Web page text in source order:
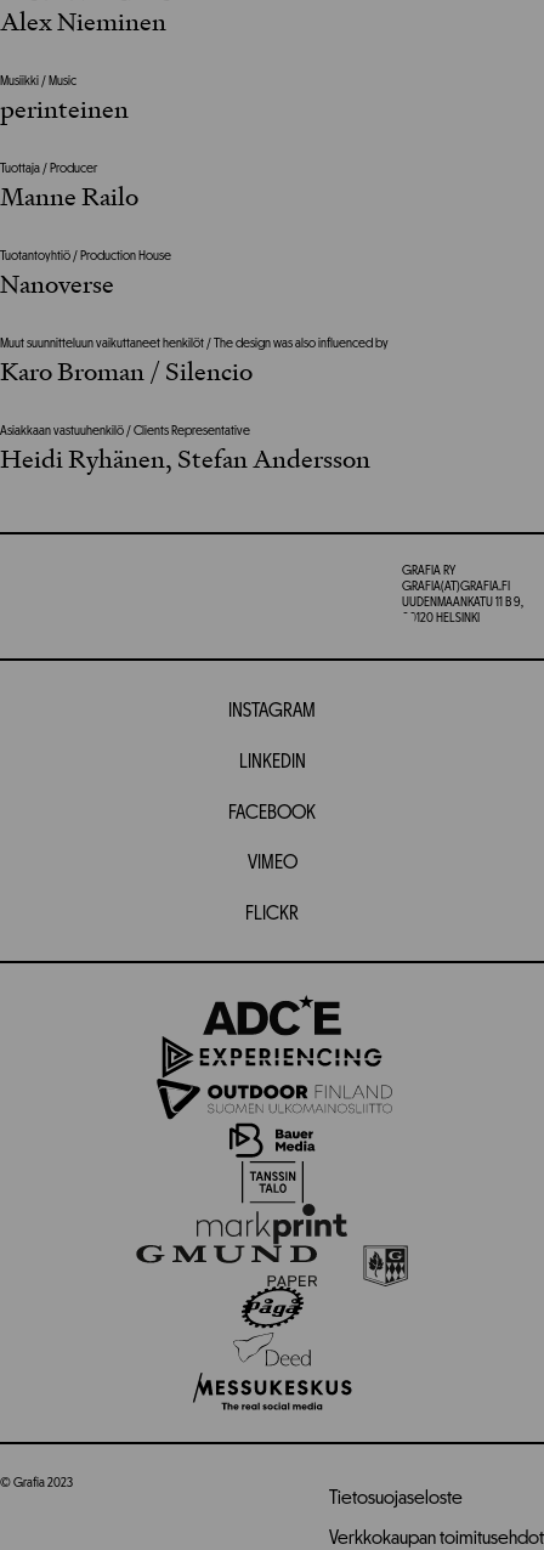
Alex Nieminen
Musiikki / Music
perinteinen
Tuottaja / Producer
Manne Railo
Tuotantoyhtiö / Production House
Nanoverse
Muut suunnitteluun vaikuttaneet henkilöt / The design was also influenced by
Karo Broman / Silencio
Asiakkaan vastuuhenkilö / Clients Representative
Heidi Ryhänen, Stefan Andersson
GRAFIA RY
GRAFIA(AT)GRAFIA.FI
UUDENMAANKATU 11 B 9,
00120 HELSINKI
INSTAGRAM
LINKEDIN
FACEBOOK
VIMEO
FLICKR
© Grafia 2023
Tietosuojaseloste
Verkkokaupan toimitusehdot